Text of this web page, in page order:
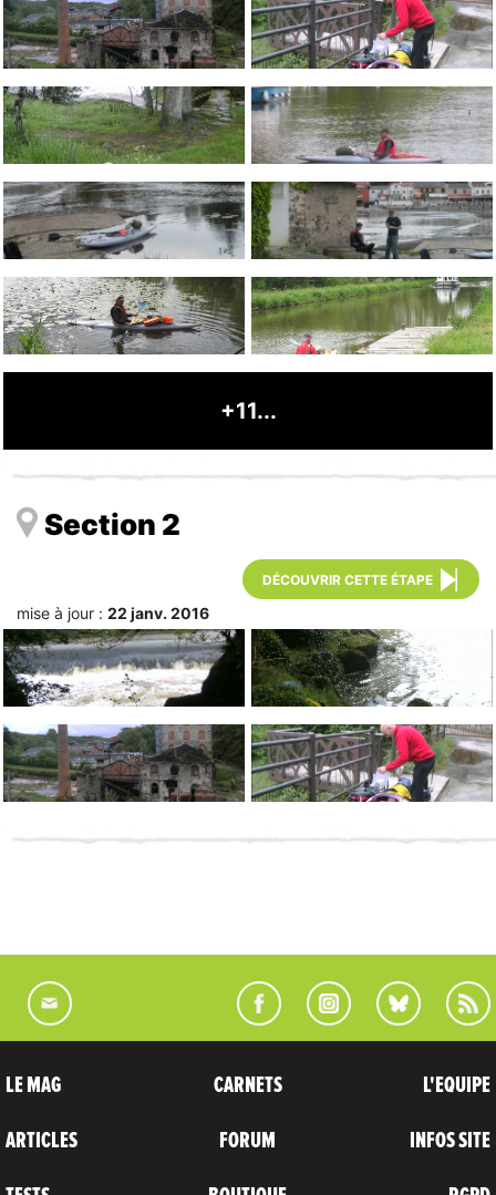
+11...
Section 2
DÉCOUVRIR CETTE ÉTAPE
mise à jour : 22 janv. 2016
LE MAG
ARTICLES
CARNETS
FORUM
L'EQUIPE
INFOS SITE